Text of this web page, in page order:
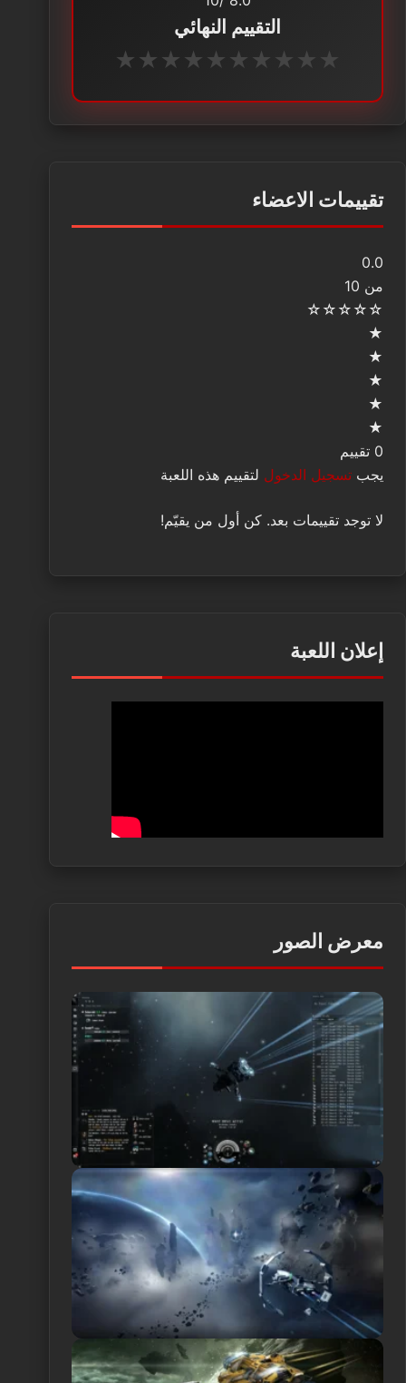
التقييم النهائي
★
★
★
★
★
★
★
★
★
★
تقييمات الاعضاء
0.0
من 10
☆
☆
☆
☆
☆
★
★
★
★
★
0 تقييم
يجب تسجيل الدخول لتقييم هذه اللعبة
لا توجد تقييمات بعد. كن أول من يقيّم!
إعلان اللعبة
معرض الصور